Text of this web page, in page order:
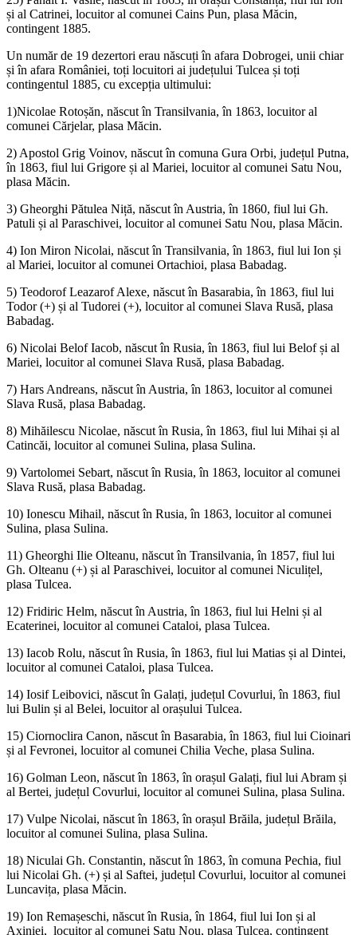
și al Catrinei, locuitor al comunei Cains Pun, plasa Măcin,
contingent 1885.
Un număr de 19 dezertori erau născuți în afara Dobrogei, unii chiar
și în afara României, toți locuitori ai județului Tulcea și toți
contingentul 1885, cu excepția ultimului:
1)Nicolae Rotoșăn, născut în Transilvania, în 1863, locuitor al
comunei Cărjelar, plasa Măcin.
2) Apostol Grig Voinov, născut în comuna Gura Orbi, județul Putna,
în 1863, fiul lui Grigore și al Mariei, locuitor al comunei Satu Nou,
plasa Măcin.
3) Gheorghi Pătulea Niță, născut în Austria, în 1860, fiul lui Gh.
Patuli și al Paraschivei, locuitor al comunei Satu Nou, plasa Măcin.
4) Ion Miron Nicolai, născut în Transilvania, în 1863, fiul lui Ion și
al Mariei, locuitor al comunei Ortachioi, plasa Babadag.
5) Teodorof Leazarof Alexe, născut în Basarabia, în 1863, fiul lui
Todor (+) și al Tudorei (+), locuitor al comunei Slava Rusă, plasa
Babadag.
6) Nicolai Belof Iacob, născut în Rusia, în 1863, fiul lui Belof și al
Mariei, locuitor al comunei Slava Rusă, plasa Babadag.
7) Hars Andreans, născut în Austria, în 1863, locuitor al comunei
Slava Rusă, plasa Babadag.
8) Mihăilescu Nicolae, născut în Rusia, în 1863, fiul lui Mihai și al
Catincăi, locuitor al comunei Sulina, plasa Sulina.
9) Vartolomei Sebart, născut în Rusia, în 1863, locuitor al comunei
Slava Rusă, plasa Babadag.
10) Ionescu Mihail, născut în Rusia, în 1863, locuitor al comunei
Sulina, plasa Sulina.
11) Gheorghi Ilie Olteanu, născut în Transilvania, în 1857, fiul lui
Gh. Olteanu (+) și al Paraschivei, locuitor al comunei Niculițel,
plasa Tulcea.
12) Fridiric Helm, născut în Austria, în 1863, fiul lui Helni și al
Ecaterinei, locuitor al comunei Cataloi, plasa Tulcea.
13) Iacob Rolu, născut în Rusia, în 1863, fiul lui Matias și al Dintei,
locuitor al comunei Cataloi, plasa Tulcea.
14) Iosif Leibovici, născut în Galați, județul Covurlui, în 1863, fiul
lui Bulin și al Belei, locuitor al orașului Tulcea.
15) Ciornoclira Canon, născut în Basarabia, în 1863, fiul lui Cioinari
și al Fevronei, locuitor al comunei Chilia Veche, plasa Sulina.
16) Golman Leon, născut în 1863, în orașul Galați, fiul lui Abram și
al Bertei, județul Covurlui, locuitor al comunei Sulina, plasa Sulina.
17) Vulpe Nicolai, născut în 1863, în orașul Brăila, județul Brăila,
locuitor al comunei Sulina, plasa Sulina.
18) Niculai Gh. Constantin, născut în 1863, în comuna Pechia, fiul
lui Nicolai Gh. (+) și al Saftei, județul Covurlui, locuitor al comunei
Luncavița, plasa Măcin.
19) Ion Remașeschi, născut în Rusia, în 1864, fiul lui Ion și al
Axiniei, locuitor al comunei Satu Nou, plasa Tulcea, contingent